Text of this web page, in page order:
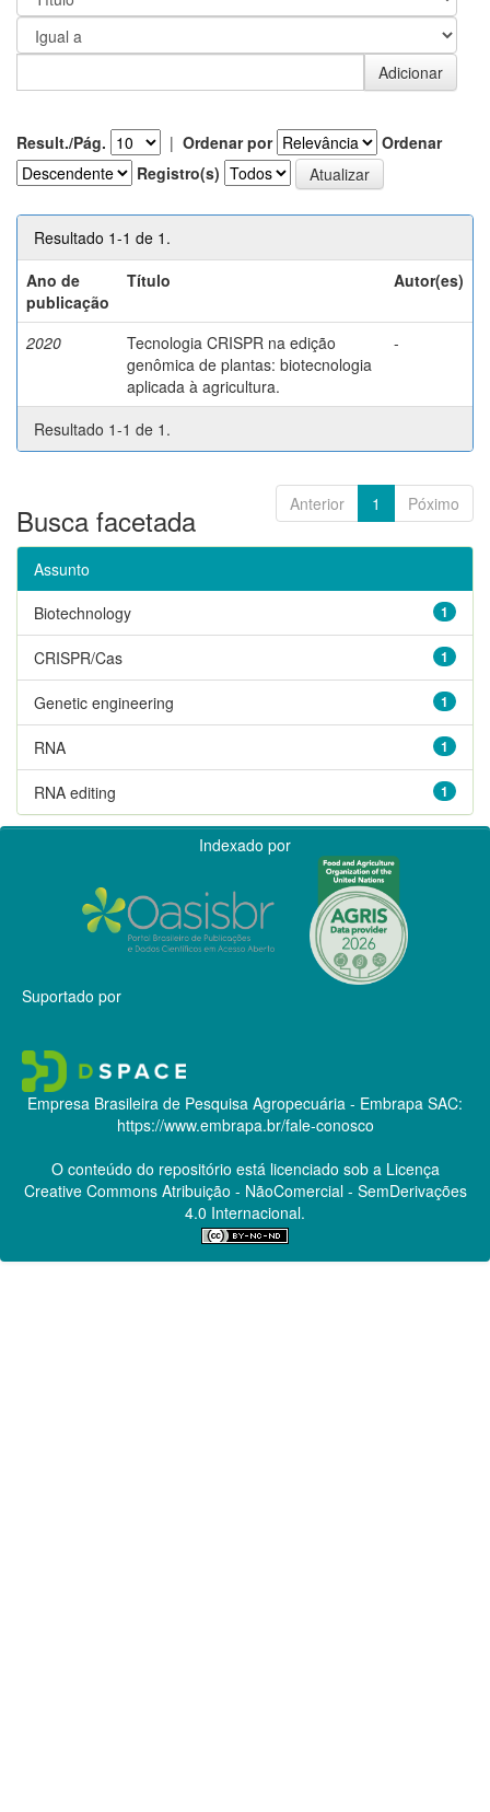
Result./Pág. | Ordenar por
Ordenar
Registro(s)
Resultado 1-1 de 1.
Ano de
publicação
Título Autor(es)
2020
Tecnologia CRISPR na edição
genômica de plantas: biotecnologia
aplicada à agricultura.
-
Resultado 1-1 de 1.
Anterior 1 Póximo
Busca facetada
Assunto
1
Biotechnology
1
CRISPR/Cas
1
Genetic engineering
1
RNA
1
RNA editing
Indexado por
Suportado por
Empresa Brasileira de Pesquisa Agropecuária - Embrapa SAC:
https://www.embrapa.br/fale-conosco
O conteúdo do repositório está licenciado sob a Licença
Creative CommonsAtribuição - NãoComercial - SemDerivações
4.0 Internacional.